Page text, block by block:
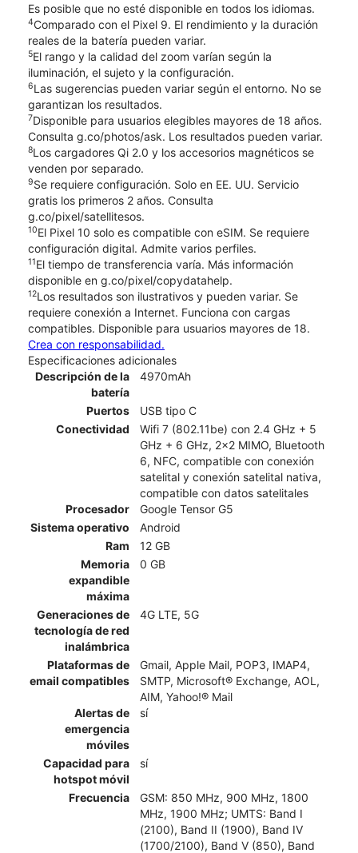
Es posible que no esté disponible en todos los idiomas.
4Comparado con el Pixel 9. El rendimiento y la duración
reales de la batería pueden variar.
5El rango y la calidad del zoom varían según la
iluminación, el sujeto y la configuración.
6Las sugerencias pueden variar según el entorno. No se
garantizan los resultados.
7Disponible para usuarios elegibles mayores de 18 años.
Consulta g.co/photos/ask. Los resultados pueden variar.
8Los cargadores Qi 2.0 y los accesorios magnéticos se
venden por separado.
9Se requiere configuración. Solo en EE. UU. Servicio
gratis los primeros 2 años. Consulta
g.co/pixel/satellitesos.
10El Pixel 10 solo es compatible con eSIM. Se requiere
configuración digital. Admite varios perfiles.
11El tiempo de transferencia varía. Más información
disponible en g.co/pixel/copydatahelp.
12Los resultados son ilustrativos y pueden variar. Se
requiere conexión a Internet. Funciona con cargas
compatibles. Disponible para usuarios mayores de 18.
Crea con responsabilidad.
Especificaciones adicionales
Descripción de la
batería
4970mAh
Puertos
USB tipo C
Conectividad
Wifi 7 (802.11be) con 2.4 GHz + 5
GHz + 6 GHz, 2x2 MIMO, Bluetooth
6, NFC, compatible con conexión
satelital y conexión satelital nativa,
compatible con datos satelitales
Procesador
Google Tensor G5
Sistema operativo
Android
Ram
12 GB
Memoria
expandible
máxima
0 GB
Generaciones de
tecnología de red
inalámbrica
4G LTE, 5G
Plataformas de
email compatibles
Gmail, Apple Mail, POP3, IMAP4,
SMTP, Microsoft® Exchange, AOL,
AIM, Yahoo!® Mail
Alertas de
emergencia
móviles
sí
Capacidad para
hotspot móvil
sí
Frecuencia
GSM: 850 MHz, 900 MHz, 1800
MHz, 1900 MHz; UMTS: Band I
(2100), Band II (1900), Band IV
(1700/2100), Band V (850), Band